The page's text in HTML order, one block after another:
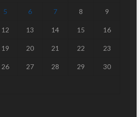
5 6 7 8 9
12 13 14 15 16
19 20 21 22 23
26 27 28 29 30